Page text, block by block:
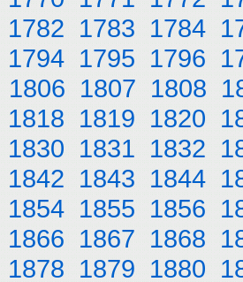
1782 1783 1784
1794 1795 1796
1806 1807 1808
1818 1819 1820
1830 1831 1832
1842 1843 1844
1854 1855 1856
1866 1867 1868
1878 1879 1880